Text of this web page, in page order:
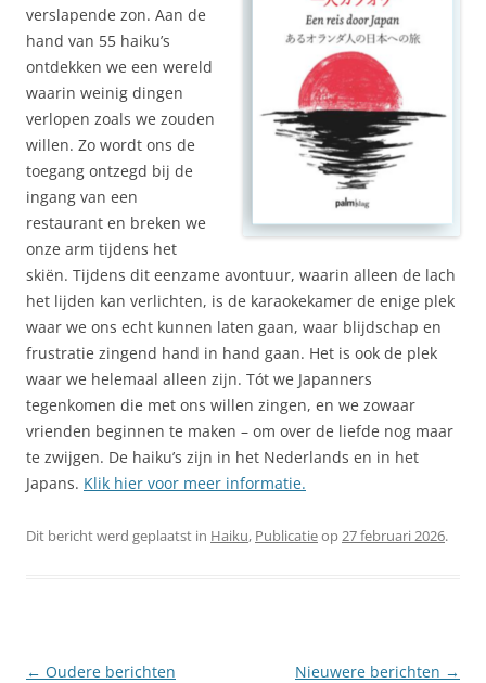
verslapende zon. Aan de
hand van 55 haiku’s
ontdekken we een wereld
waarin weinig dingen
verlopen zoals we zouden
willen. Zo wordt ons de
toegang ontzegd bij de
ingang van een
restaurant en breken we
onze arm tijdens het
skiën. Tijdens dit eenzame avontuur, waarin alleen de lach
het lijden kan verlichten, is de karaokekamer de enige plek
waar we ons echt kunnen laten gaan, waar blijdschap en
frustratie zingend hand in hand gaan. Het is ook de plek
waar we helemaal alleen zijn. Tót we Japanners
tegenkomen die met ons willen zingen, en we zowaar
vrienden beginnen te maken – om over de liefde nog maar
te zwijgen. De haiku’s zijn in het Nederlands en in het
Japans. Klik hier voor meer informatie.
Dit bericht werd geplaatst in Haiku, Publicatieop27 februari 2026.
Berichtnavigatie
← Oudere berichten Nieuwere berichten →